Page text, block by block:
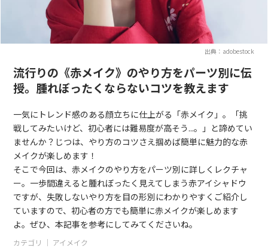
出典：adobestock
流行りの《赤メイク》のやり方をパーツ別に伝
授。腫れぼったくならないコツを教えます
一気にトレンド感のある顔立ちに仕上がる「赤メイク」。「挑
戦してみたいけど、初心者には難易度が高そう...。」と諦めてい
ませんか？じつは、やり方のコツさえ掴めば簡単に魅力的な赤
メイクが楽しめます！
そこで今回は、赤メイクのやり方をパーツ別に詳しくレクチャ
ー。一歩間違えると腫れぼったく見えてしまう赤アイシャドウ
ですが、失敗しないやり方を目の形別にわかりやすくご紹介し
ていますので、初心者の方でも簡単に赤メイクが楽しめます
よ。ぜひ、本記事を参考にしてみてくださいね。
カテゴリ ｜ アイメイク